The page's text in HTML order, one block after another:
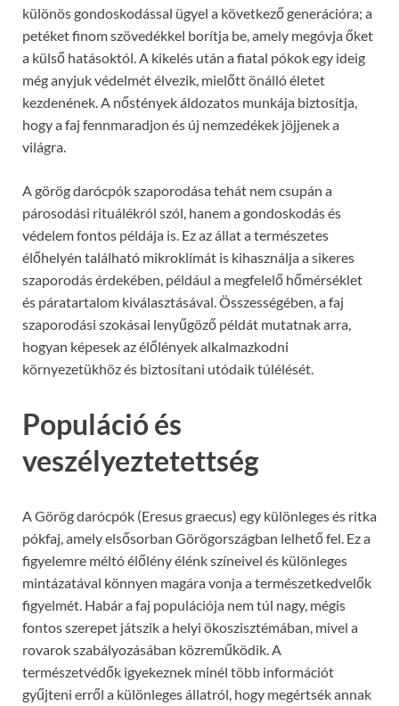
különös gondoskodással ügyel a következő generációra; a
petéket finom szövedékkel borítja be, amely megóvja őket
a külső hatásoktól. A kikelés után a fiatal pókok egy ideig
még anyjuk védelmét élvezik, mielőtt önálló életet
kezdenének. A nőstények áldozatos munkája biztosítja,
hogy a faj fennmaradjon és új nemzedékek jöjjenek a
világra.
A görög darócpók szaporodása tehát nem csupán a
párosodási rituálékról szól, hanem a gondoskodás és
védelem fontos példája is. Ez az állat a természetes
élőhelyén található mikroklímát is kihasználja a sikeres
szaporodás érdekében, például a megfelelő hőmérséklet
és páratartalom kiválasztásával. Összességében, a faj
szaporodási szokásai lenyűgöző példát mutatnak arra,
hogyan képesek az élőlények alkalmazkodni
környezetükhöz és biztosítani utódaik túlélését.
Populáció és
veszélyeztetettség
A Görög darócpók (Eresus graecus) egy különleges és ritka
pókfaj, amely elsősorban Görögországban lelhető fel. Ez a
figyelemre méltó élőlény élénk színeivel és különleges
mintázatával könnyen magára vonja a természetkedvelők
figyelmét. Habár a faj populációja nem túl nagy, mégis
fontos szerepet játszik a helyi ökoszisztémában, mivel a
rovarok szabályozásában közreműködik. A
természetvédők igyekeznek minél több információt
gyűjteni erről a különleges állatról, hogy megértsék annak